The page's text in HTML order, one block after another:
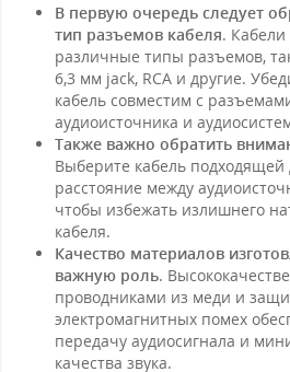
В первую очередь следует
тип разъемов кабеля. Кабели
различные типы разъемов,
6,3 мм jack, RCA и другие.
кабель совместим с
аудиоисточника и
Также важно обратить
Выберите кабель
расстояние между
чтобы избежать излишнего
кабеля.
Качество материалов
важную роль.
проводниками из меди и
электромагнитных помех
передачу аудиосигнала и
качества звука.